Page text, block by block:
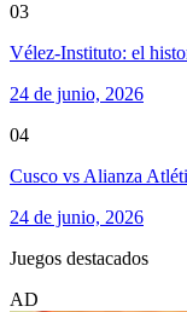
03
Vélez-Instituto: el
24 de junio, 2026
04
Cusco vs Alianza
24 de junio, 2026
Juegos destacados
AD